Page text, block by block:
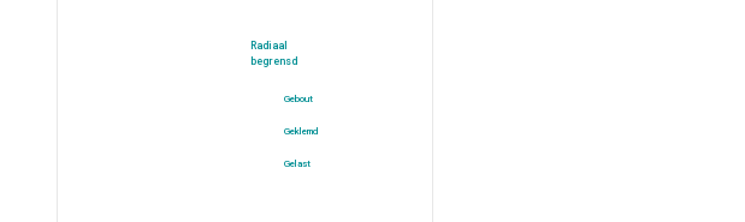
Radiaal
begrensd
Gebout
Geklemd
Gelast